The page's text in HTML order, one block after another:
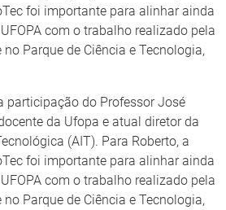
foi importante para alinhar ainda
com o trabalho realizado pela
Parque de Ciência e Tecnologia,
participação do Professor José
da Ufopa e atual diretor da
(AIT). Para Roberto, a
foi importante para alinhar ainda
com o trabalho realizado pela
Parque de Ciência e Tecnologia,